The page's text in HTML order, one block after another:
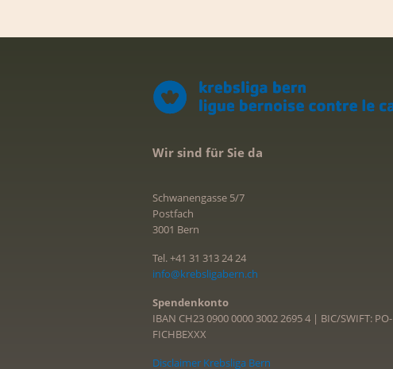
Wir sind für Sie da
Schwanengasse 5/7
Postfach
3001 Bern
Tel. +41 31 313 24 24
info@krebsligabern.ch
Spendenkonto
IBAN CH23 0900 0000 3002 2695 4 | BIC/SWIFT: PO-
FICHBEXXX
Disclaimer Krebsliga Bern